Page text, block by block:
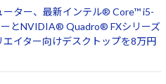
ーター、最新インテル® Core™ i5-
とNVIDIA® Quadro® FXシリーズ
エイター向けデスクトップを8万円